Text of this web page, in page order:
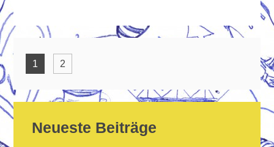
1 2
Neueste Beiträge